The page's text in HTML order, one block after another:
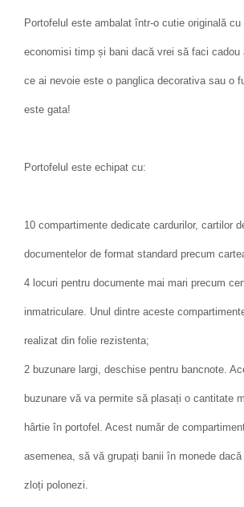
Portofelul este ambalat într-o cutie originală
economisi timp și bani dacă vrei să faci cadou
ce ai nevoie este o panglica decorativa sau o
este gata!
Portofelul este echipat cu:
10 compartimente dedicate cardurilor, cartilor
documentelor de format standard precum
4 locuri pentru documente mai mari precum
inmatriculare. Unul dintre aceste
realizat din folie rezistenta;
2 buzunare largi, deschise pentru bancnote.
buzunare vă va permite să plasați o cantitate
hârtie în portofel. Acest număr de
asemenea, să vă grupați banii în monede
zloți polonezi.